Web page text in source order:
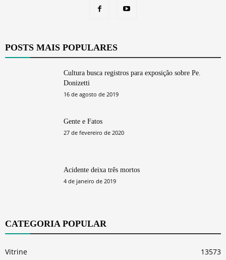
POSTS MAIS POPULARES
Cultura busca registros para exposição sobre Pe.
Donizetti
16 de agosto de 2019
Gente e Fatos
27 de fevereiro de 2020
Acidente deixa três mortos
4 de janeiro de 2019
CATEGORIA POPULAR
Vitrine
13573